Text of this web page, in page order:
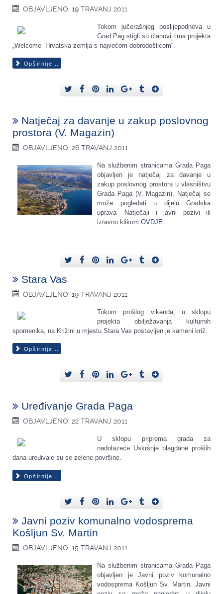
OBJAVLJENO: 19 TRAVANJ 2011
Tokom jučerašnjeg poslijepodneva u
Grad Pag stigli su članovi tima projekta
„Welcome- Hrvatska zemlja s najvećom dobrodošlicom“.
Opširnije...
Natječaj za davanje u zakup poslovnog
prostora (V. Magazin)
OBJAVLJENO: 26 TRAVANJ 2011
Na službenim stranicama Grada Paga
objavljen je natječaj za davanje u
zakup poslovnog prostora u vlasništvu
Grada Paga (V. Magazin). Natječaj se
može pogledati u dijelu Gradska
uprava- Natječaji i javni pozivi ili
izravno klikom OVDJE
Stara Vas
OBJAVLJENO: 19 TRAVANJ 2011
Tokom prošlog vikenda, u sklopu
projekta obilježavanja kulturnih
spomenika, na Križini u mjestu Stara Vas postavljen je kameni križ.
Opširnije...
Uređivanje Grada Paga
OBJAVLJENO: 22 TRAVANJ 2011
U sklopu priprema grada za
nadolazeće Uskršnje blagdane prošlih
dana uređivale su se zelene površine.
Opširnije...
Javni poziv komunalno vodosprema
Košljun Sv. Martin
OBJAVLJENO: 15 TRAVANJ 2011
Na službenim stranicama Grada Paga
objavljen je Javni poziv komunalno
vodosprema Košljun Sv. Martin. Javni